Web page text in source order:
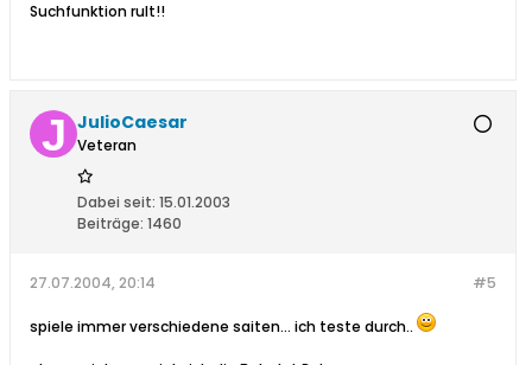
Suchfunktion rult!!
JulioCaesar
Veteran
Dabei seit: 15.01.2003
Beiträge: 1460
#5
27.07.2004, 20:14
spiele immer verschiedene saiten... ich teste durch..